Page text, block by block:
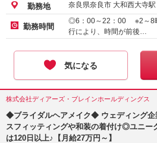
勤務地 奈良県奈良市 大和西大寺駅
勤務時間
◎6：00～22：00 ※2～8
行により、時間が前後…
気になる
株式会社ディアーズ・ブレインホールディングス
◆ブライダルヘアメイク◆ ウェディング企
スフィッティングや和装の着付け◎ユニー
は120日以上♪【月給27万円～】